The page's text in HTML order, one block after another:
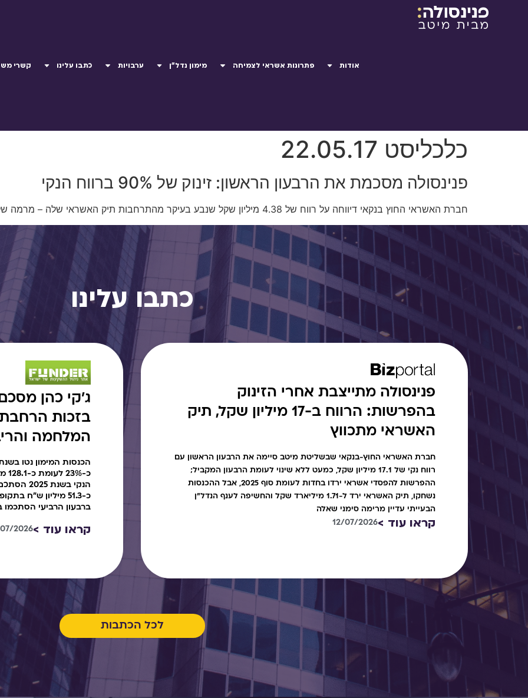
אודות פתרונות אשראי לצמיחה מימון נדל"ן ערבויות כתבו עלינו קשרי
כלכליסט 22.05.17
פנינסולה מסכמת את הרבעון הראשון: זינוק של 90% ברווח הנקי
חברת האשראי החוץ בנקאי דיווחה על רווח של 4.38 מיליון שקל שנבע בעיקר מהתרחבות תיק האשראי שלה – מרמה של 384 מיליון שקל לרמה של כ-500 מיליון שקל
כתבו עלינו
פנינסולה מתייצבת אחרי הזינוק
בהפרשות: הרווח ב-17 מיליון שקל, תיק
האשראי מתכווץ
חברת האשראי החוץ-בנקאי שבשליטת מיטב סיימה את הרבעון הראשון עם
רווח נקי של 17.1 מיליון שקל, כמעט ללא שינוי לעומת הרבעון המקביל;
ההפרשות להפסדי אשראי ירדו בחדות לעומת סוף 2025, אבל ההכנסות
נשחקו, תיק האשראי ירד ל-1.71 מיליארד שקל והחשיפה לענף הנדל"ן
הבעייתי עדיין מרימה סימני שאלה
קראו עוד >12/07/2026
בזכות
המלחמה
כ-
כ-51.3 מיליון ש"ח
ברבעון הרביעי הסתכמו בכ-41.6
קראו עוד >2026
לכל הכתבות